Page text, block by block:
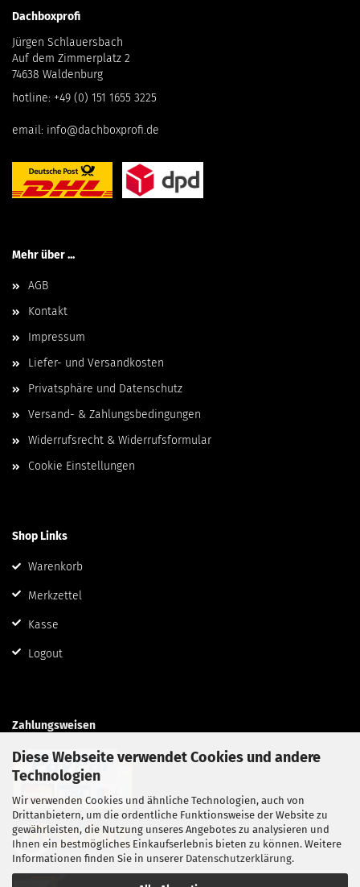
Diese Webseite verwendet Cookies und andere
Technologien
Wir verwenden Cookies und ähnliche Technologien, auch von
Drittanbietern, um die ordentliche Funktionsweise der Website zu
gewährleisten, die Nutzung unseres Angebotes zu analysieren und
Ihnen ein bestmögliches Einkaufserlebnis bieten zu können. Weitere
Informationen finden Sie in unserer Datenschutzerklärung.
Dachboxprofi
Jürgen Schlauersbach
Auf dem Zimmerplatz 2
74638 Waldenburg
hotline: +49 (0) 151 1655 3225
email: info@dachboxprofi.de
Mehr über ...
AGB
Kontakt
Impressum
Liefer- und Versandkosten
Privatsphäre und Datenschutz
Versand- & Zahlungsbedingungen
Widerrufsrecht & Widerrufsformular
Cookie Einstellungen
Shop Links
Warenkorb
Merkzettel
Kasse
Logout
Zahlungsweisen